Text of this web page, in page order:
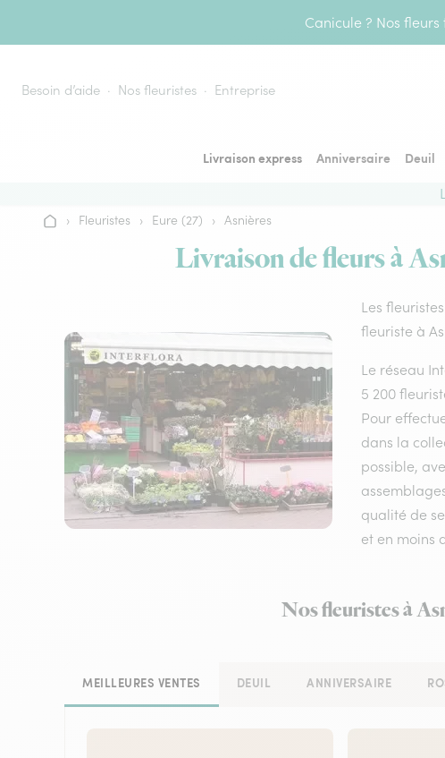
Canicule ? Nos
Besoin d’aide Nos fleuristes Entreprise
Livraison express Anniversaire Deuil
Accueil
› Fleuristes › Eure (27) › Asnières
Livraison de fleurs à
Les
fleuriste à
Le réseau
5 200
Pour
dans la
possible,
qualité de
et en moins
Nos fleuristes à
MEILLEURES VENTES DEUIL ANNIVERSAIRE